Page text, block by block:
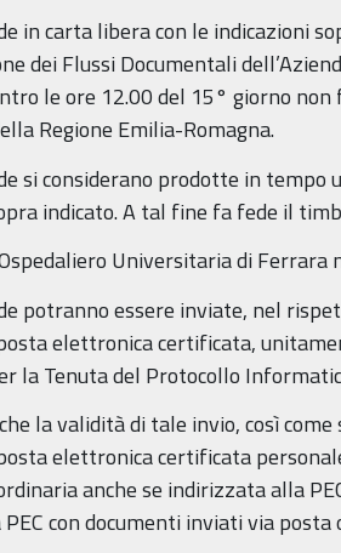
in carta libera con le indicazioni
dei Flussi Documentali
le ore 12.00 del 15° giorno
Regione Emilia-Romagna.
si considerano prodotte in
indicato. A tal fine fa fede il
Ospedaliero Universitaria di
potranno essere inviate, nel
elettronica certificata,
la Tenuta del Protocollo
la validità di tale invio, così
elettronica certificata
anche se indirizzata alla
con documenti inviati via posta